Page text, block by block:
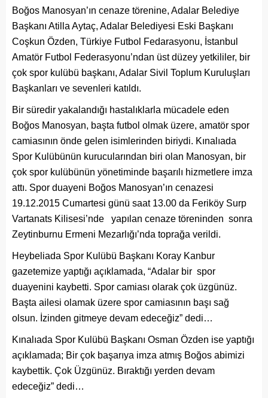
Boğos Manosyan’ın cenaze törenine, Adalar Belediye
Başkanı Atilla Aytaç, Adalar Belediyesi Eski Başkanı
Coşkun Özden, Türkiye Futbol Fedarasyonu, İstanbul
Amatör Futbol Federasyonu’ndan üst düzey yetkililer, bir
çok spor kulübü başkanı, Adalar Sivil Toplum Kuruluşları
Başkanları ve sevenleri katıldı.
Bir süredir yakalandığı hastalıklarla mücadele eden
Boğos Manosyan, başta futbol olmak üzere, amatör spor
camiasının önde gelen isimlerinden biriydi. Kınalıada
Spor Kulübünün kurucularından biri olan Manosyan, bir
çok spor kulübünün yönetiminde başarılı hizmetlere imza
attı. Spor duayeni Boğos Manosyan’ın cenazesi
19.12.2015 Cumartesi günü saat 13.00 da Feriköy Surp
Vartanats Kilisesi’nde yapılan cenaze töreninden sonra
Zeytinburnu Ermeni Mezarlığı’nda toprağa verildi.
Heybeliada Spor Kulübü Başkanı Koray Kanbur
gazetemize yaptığı açıklamada, “Adalar bir spor
duayenini kaybetti. Spor camiası olarak çok üzgünüz.
Başta ailesi olamak üzere spor camiasının başı sağ
olsun. İzinden gitmeye devam edeceğiz” dedi…
Kınalıada Spor Kulübü Başkanı Osman Özden ise yaptığı
açıklamada; Bir çok başarıya imza atmış Boğos abimizi
kaybettik. Çok Üzgünüz. Bıraktığı yerden devam
edeceğiz” dedi…